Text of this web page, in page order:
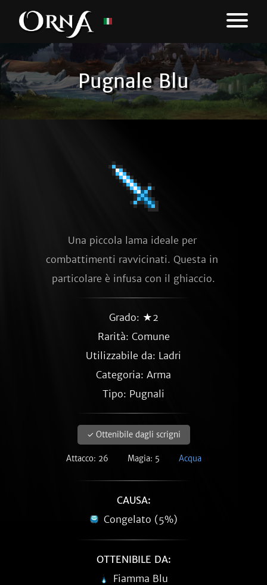
Pugnale Blu
Una piccola lama ideale per
combattimenti ravvicinati. Questa in
particolare è infusa con il ghiaccio.
Grado: ★2
Rarità: Comune
Utilizzabile da: Ladri
Categoria: Arma
Tipo: Pugnali
✓ Ottenibile dagli scrigni
Attacco: 26 Magia: 5 Acqua
CAUSA:
Congelato (5%)
OTTENIBILE DA:
Fiamma Blu